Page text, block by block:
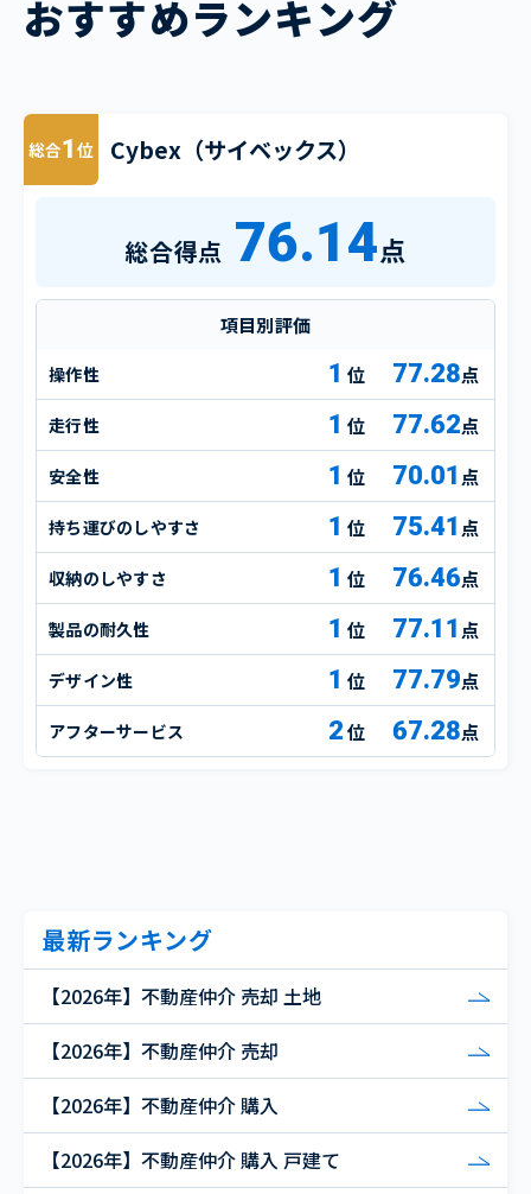
おすすめランキング
総合1 位 Cybex（サイベックス）
総合得点 76.14点
項目別評価
操作性 1 77.28点
走行性 1 77.62点
安全性 1 70.01 点
持ち運びのしやすさ 1 75.41 点
収納のしやすさ 1 76.46点
製品の耐久性 1 77.11 点
デザイン性 1 77.79点
アフターサービス 2 67.28点
最新ランキング
【2026年】不動産仲介 売却 土地
【2026年】不動産仲介 売却
【2026年】不動産仲介 購入
【2026年】不動産仲介 購入 戸建て